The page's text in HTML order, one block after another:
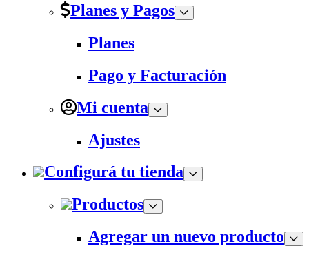
Planes y Pagos
Planes
Pago y Facturación
Mi cuenta
Ajustes
Configurá tu tienda
Productos
Agregar un nuevo producto